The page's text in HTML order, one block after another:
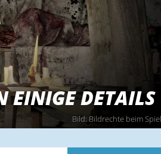
Bild: Bildrechte beim
EINIGE DETAILS